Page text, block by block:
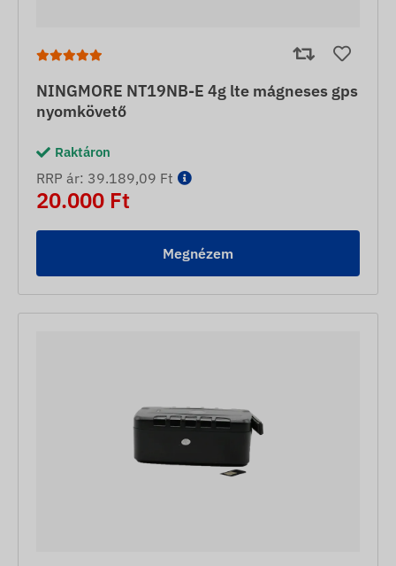
NINGMORE NT19NB-E 4g lte mágneses gps
nyomkövető
Raktáron
RRP ár: 39.189,09 Ft
20.000 Ft
Megnézem